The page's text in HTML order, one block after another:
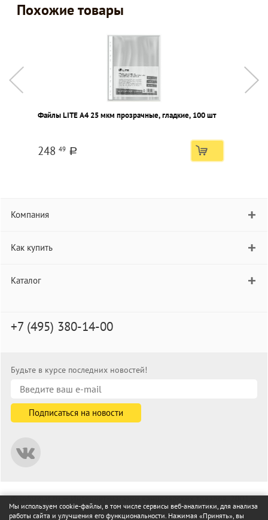
Похожие товары
Файлы LITE А4 25 мкм прозрачные, гладкие, 100 шт
248 49 a
Компания
Как купить
Каталог
+7 (495) 380-14-00
Будьте в курсе последних новостей!
© informat.ru — Интернет-магазин канцелярских товаров. 2001—
2026
Мы используем cookie-файлы, в том числе сервисы веб-аналитики, для анализа
работы сайта и улучшения его функциональности. Нажимая «Принять», вы